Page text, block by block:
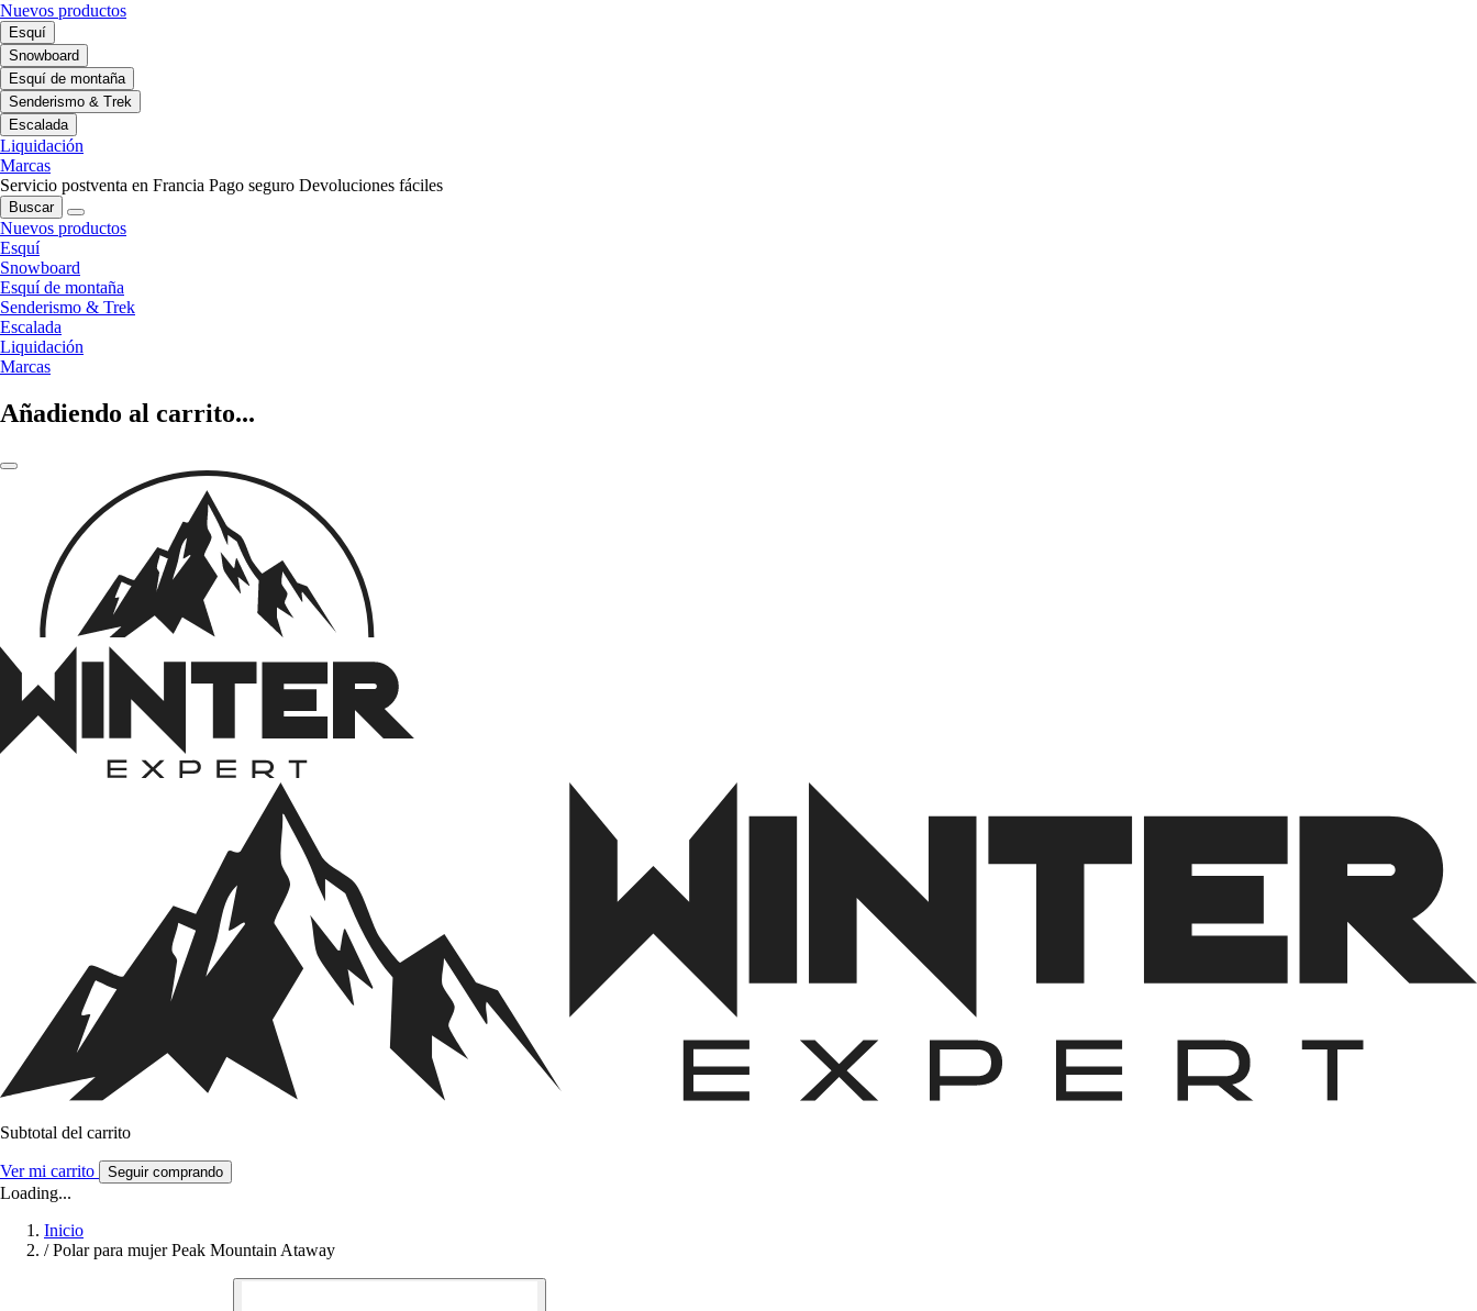
Nuevos productos
Esquí
Snowboard
Esquí de montaña
Senderismo & Trek
Escalada
Liquidación
Marcas
Servicio postventa en Francia Pago seguro Devoluciones fáciles
Buscar
Nuevos productos
Esquí
Snowboard
Esquí de montaña
Senderismo & Trek
Escalada
Liquidación
Marcas
Añadiendo al carrito...
Subtotal del carrito
Ver mi carrito Seguir comprando
Loading...
Inicio
/ Polar para mujer Peak Mountain Ataway